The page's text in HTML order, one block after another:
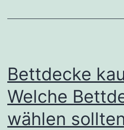
Bettdecke
Welche
wählen